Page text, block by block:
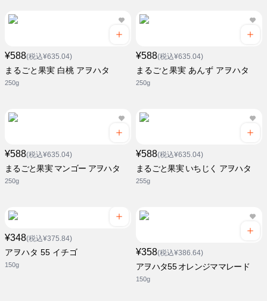
¥588(税込¥635.04)
まるごと果実 白桃 アヲハタ
250g
¥588(税込¥635.04)
まるごと果実 あんず アヲハタ
250g
¥588(税込¥635.04)
まるごと果実 マンゴー アヲハタ
250g
¥588(税込¥635.04)
まるごと果実 いちじく アヲハタ
255g
¥348(税込¥375.84)
アヲハタ 55 イチゴ
150g
¥358(税込¥386.64)
アヲハタ55 オレンジママレード
150g